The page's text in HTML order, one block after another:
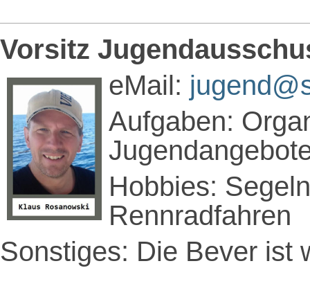
Vorsitz
eMail:
Aufgaben:
Hobbies:
Rennradfahren
Sonstiges: Die Bever ist